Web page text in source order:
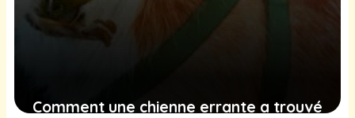
Comment une chienne errante a trouvé